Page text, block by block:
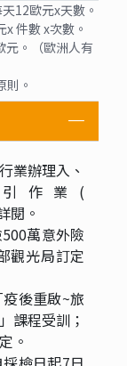
12歐元x天數。
件數 x次數。
元。（歐洲人有
。
業辦理入、
作業(
閱。
萬意外險
觀光局訂定
後重啟~旅
課程受訓；
。